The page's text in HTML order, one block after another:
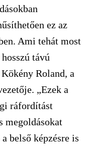
ez az
Ami tehát most
távú
Roland, a
„Ezek a
ráfordítást
megoldásokat
belső képzésre is